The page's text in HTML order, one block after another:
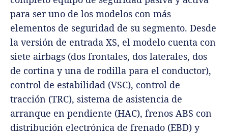
para ser uno de los modelos con más
elementos de seguridad de su segmento. Desde
la versión de entrada XS, el modelo cuenta con
siete airbags (dos frontales, dos laterales, dos
de cortina y una de rodilla para el conductor),
control de estabilidad (VSC), control de
tracción (TRC), sistema de asistencia de
arranque en pendiente (HAC), frenos ABS con
distribución electrónica de frenado (EBD) y